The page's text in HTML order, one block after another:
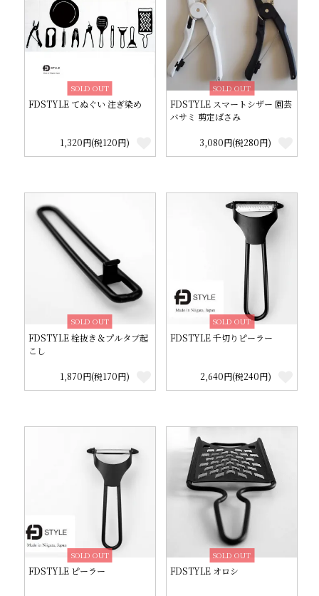
SOLD OUT
FDSTYLE てぬぐい 注ぎ染め
1,320円(税120円)
SOLD OUT
FDSTYLE スマートシザー 園芸
バサミ 剪定ばさみ
3,080円(税280円)
SOLD OUT
FDSTYLE 栓抜き＆プルタブ起
こし
1,870円(税170円)
SOLD OUT
FDSTYLE 千切りピーラー
2,640円(税240円)
SOLD OUT
FDSTYLE ピーラー
SOLD OUT
FDSTYLE オロシ